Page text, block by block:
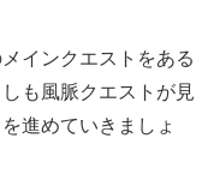
インクエストをある
も風脈クエストが見
進めていきましょ